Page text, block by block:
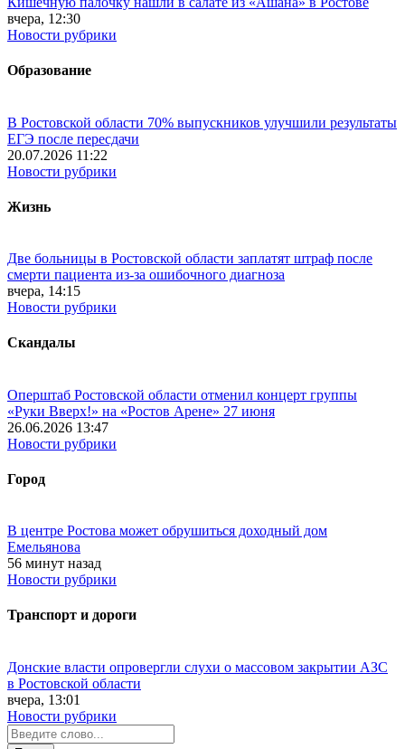
вчера, 12:30
Новости рубрики
Образование
В Ростовской области 70% выпускников улучшили результаты
ЕГЭ после пересдачи
20.07.2026 11:22
Новости рубрики
Жизнь
Две больницы в Ростовской области заплатят штраф после
смерти пациента из-за ошибочного диагноза
вчера, 14:15
Новости рубрики
Скандалы
Оперштаб Ростовской области отменил концерт группы
«Руки Вверх!» на «Ростов Арене» 27 июня
26.06.2026 13:47
Новости рубрики
Город
В центре Ростова может обрушиться доходный дом
Емельянова
56 минут назад
Новости рубрики
Транспорт и дороги
Донские власти опровергли слухи о массовом закрытии АЗС
в Ростовской области
вчера, 13:01
Новости рубрики